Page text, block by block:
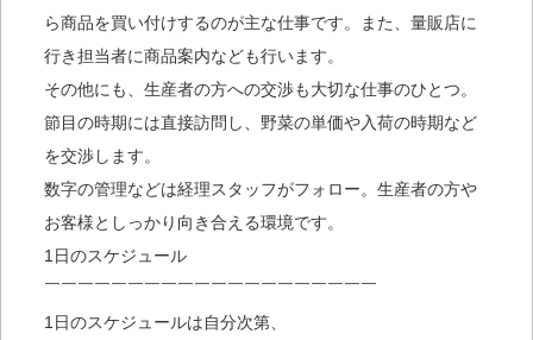
ら商品を買い付けするのが主な仕事です。また、量販店に
行き担当者に商品案内なども行います。
その他にも、生産者の方への交渉も大切な仕事のひとつ。
節目の時期には直接訪問し、野菜の単価や入荷の時期など
を交渉します。
数字の管理などは経理スタッフがフォロー。生産者の方や
お客様としっかり向き合える環境です。
1日のスケジュール
￣￣￣￣￣￣￣￣￣￣￣￣￣￣￣￣￣￣￣￣
1日のスケジュールは自分次第、